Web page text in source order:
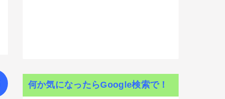
何か気になったらGoogle検索で！